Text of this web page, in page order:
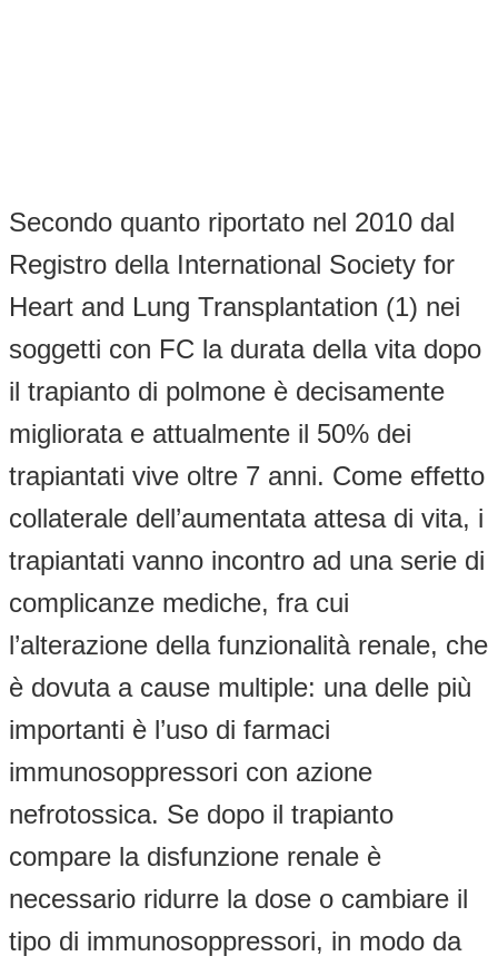
Secondo quanto riportato nel 2010 dal
Registro della International Society for
Heart and Lung Transplantation (1) nei
soggetti con FC la durata della vita dopo
il trapianto di polmone è decisamente
migliorata e attualmente il 50% dei
trapiantati vive oltre 7 anni. Come effetto
collaterale dell’aumentata attesa di vita, i
trapiantati vanno incontro ad una serie di
complicanze mediche, fra cui
l’alterazione della funzionalità renale, che
è dovuta a cause multiple: una delle più
importanti è l’uso di farmaci
immunosoppressori con azione
nefrotossica. Se dopo il trapianto
compare la disfunzione renale è
necessario ridurre la dose o cambiare il
tipo di immunosoppressori, in modo da